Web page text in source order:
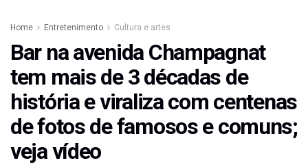
Home Entretenimento Cultura e artes
Bar na avenida Champagnat
tem mais de 3 décadas de
história e viraliza com centenas
de fotos de famosos e comuns;
veja vídeo